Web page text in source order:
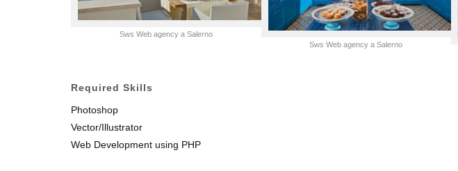
Sws Web agency a Salerno
Sws Web agency a Salerno
Required Skills
Photoshop
Vector/Illustrator
Web Development using PHP